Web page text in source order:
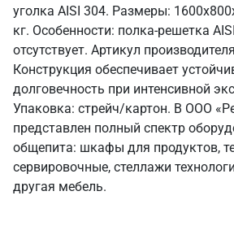
уголка AISI 304. Размеры:
кг. Особенности: полка-решетка
отсутствует. Артикул
Конструкция обеспечивает
долговечность при интенсивной
Упаковка: стрейч/картон. В ООО
представлен полный спектр
общепита: шкафы для продуктов,
сервировочные, стеллажи
другая мебель.